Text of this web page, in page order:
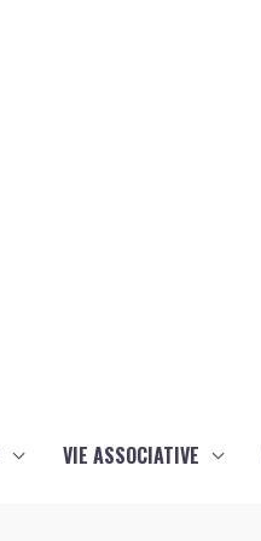
VIE ASSOCIATIVE